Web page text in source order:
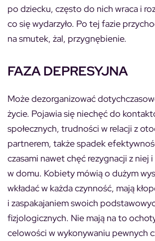
po dziecku, często do nich wraca i
co się wydarzyło. Po tej fazie
na smutek, żal, przygnębienie.
FAZA DEPRESYJNA
Może dezorganizować
życie. Pojawia się niechęć do
społecznych, trudności w relacji z
partnerem, także spadek
czasami nawet chęć rezygnacji z niej
w domu. Kobiety mówią o dużym
wkładać w każda czynność, mają
i zaspakajaniem swoich
fizjologicznych. Nie mają na to
celowości w wykonywaniu pewnych